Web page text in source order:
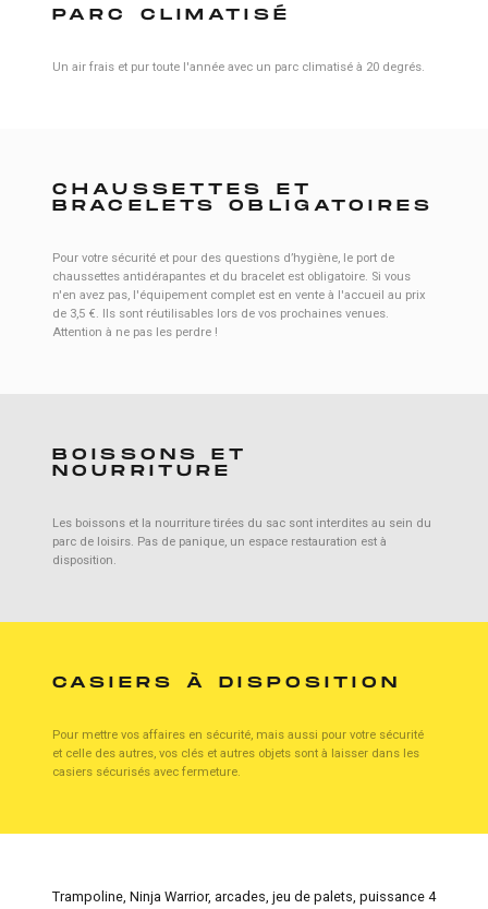
PARC CLIMATISÉ
Un air frais et pur toute l'année avec un parc climatisé à 20 degrés.
CHAUSSETTES ET
BRACELETS OBLIGATOIRES
Pour votre sécurité et pour des questions d’hygiène, le port de
chaussettes antidérapantes et du bracelet est obligatoire. Si vous
n'en avez pas, l'équipement complet est en vente à l'accueil au prix
de 3,5 €. Ils sont réutilisables lors de vos prochaines venues.
Attention à ne pas les perdre !
BOISSONS ET
NOURRITURE
Les boissons et la nourriture tirées du sac sont interdites au sein du
parc de loisirs. Pas de panique, un espace restauration est à
disposition.
CASIERS À DISPOSITION
Pour mettre vos affaires en sécurité, mais aussi pour votre sécurité
et celle des autres, vos clés et autres objets sont à laisser dans les
casiers sécurisés avec fermeture.
Trampoline, Ninja Warrior, arcades, jeu de palets, puissance 4